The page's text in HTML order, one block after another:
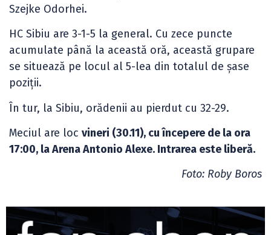
Szejke Odorhei.
HC Sibiu are 3-1-5 la general. Cu zece puncte
acumulate până la această oră, această grupare
se situează pe locul al 5-lea din totalul de șase
poziții.
În tur, la Sibiu, orădenii au pierdut cu 32-29.
Meciul are loc vineri (30.11), cu începere de la ora
17:00, la Arena Antonio Alexe. Intrarea este liberă.
Foto: Roby Boros